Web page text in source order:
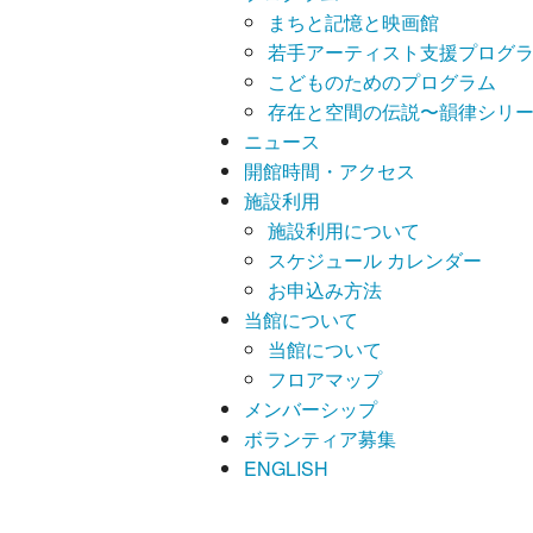
まちと記憶と映画館
若手アーティスト支援プログ
こどものためのプログラム
存在と空間の伝説〜韻律シリ
ニュース
開館時間・アクセス
施設利用
施設利用について
スケジュール カレンダー
お申込み方法
当館について
当館について
フロアマップ
メンバーシップ
ボランティア募集
ENGLISH